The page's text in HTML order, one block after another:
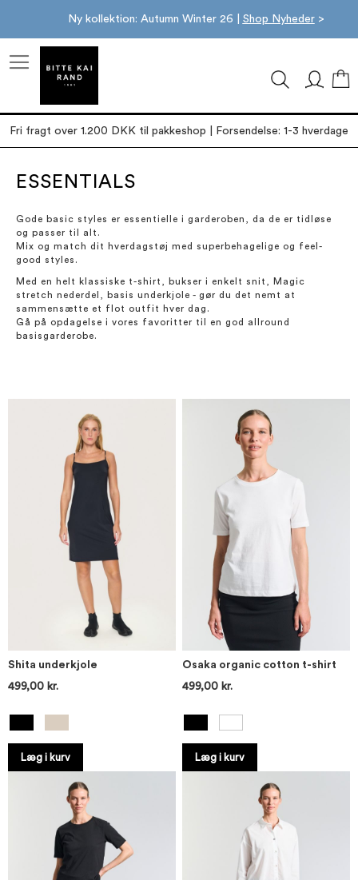
Ny kollektion: Autumn Winter 26 | Shop Nyheder>
Fri fragt over 1.200 DKK til pakkeshop | Forsendelse: 1-3 hverdage
ESSENTIALS
Gode basic styles er essentielle i garderoben, da de er tidløse
og passer til alt.
Mix og match dit hverdagstøj med superbehagelige og feel-
good styles.
Med en helt klassiske t-shirt, bukser i enkelt snit, Magic
stretch nederdel, basis underkjole - gør du det nemt at
sammensætte et flot outfit hver dag.
Gå på opdagelse i vores favoritter til en god allround
basisgarderobe.
Shita underkjole
499,00 kr.
Læg i kurv
Osaka organic cotton t-shirt
499,00 kr.
Læg i kurv